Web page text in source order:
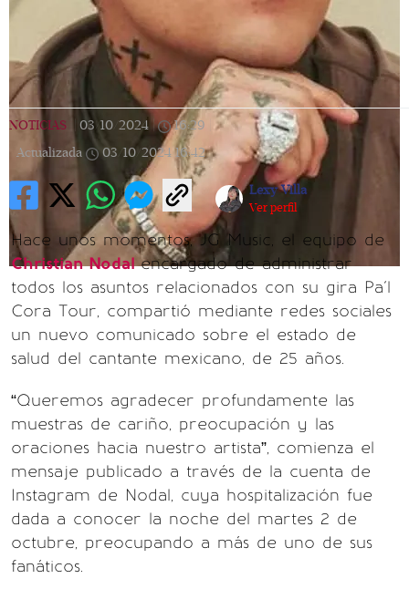
NOTICIAS 03/10/2024 | 16:29
Actualizada
03/10/2024 16:42
Lexy Villa
Ver perfil
Hace unos momentos, JG Music, el equipo de
Christian Nodalencargado de administrar
todos los asuntos relacionados con su gira Pa´l
Cora Tour, compartió mediante redes sociales
un nuevo comunicado sobre el estado de
salud del cantante mexicano, de 25 años.
“Queremos agradecer profundamente las
muestras de cariño, preocupación y las
oraciones hacia nuestro artista”, comienza el
mensaje publicado a través de la cuenta de
Instagram de Nodal, cuya hospitalización fue
dada a conocer la noche del martes 2 de
octubre, preocupando a más de uno de sus
fanáticos.